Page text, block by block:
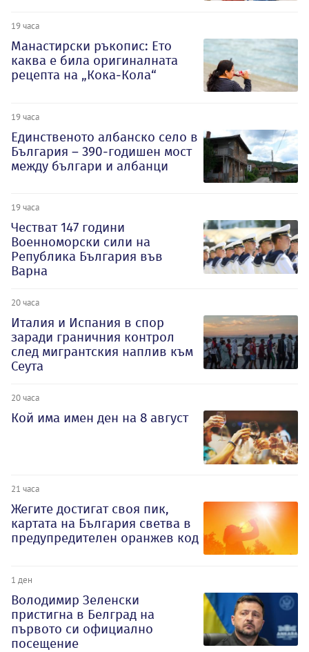
19 часа
Манастирски ръкопис: Ето
каква е била оригиналната
рецепта на „Кока-Кола“
19 часа
Единственото албанско село в
България – 390-годишен мост
между българи и албанци
19 часа
Честват 147 години
Военноморски сили на
Република България във
Варна
20 часа
Италия и Испания в спор
заради граничния контрол
след мигрантския наплив към
Сеута
20 часа
Кой има имен ден на 8 август
21 часа
Жегите достигат своя пик,
картата на България светва в
предупредителен оранжев код
1 ден
Володимир Зеленски
пристигна в Белград на
първото си официално
посещение